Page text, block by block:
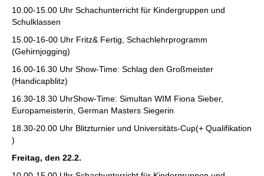
10.00-15.00 Uhr Schachunterricht für Kindergruppen und
Schulklassen
15.00-16-00 Uhr Fritz& Fertig, Schachlehrprogramm
(Gehirnjogging)
16.00-16.30 Uhr Show-Time: Schlag den Großmeister
(Handicapblitz)
16.30-18.30 UhrShow-Time: Simultan WIM Fiona Sieber,
Europameisterin, German Masters Siegerin
18.30-20.00 Uhr Blitzturnier und Universitäts-Cup(+ Qualifikation
)
Freitag, den 22.2.